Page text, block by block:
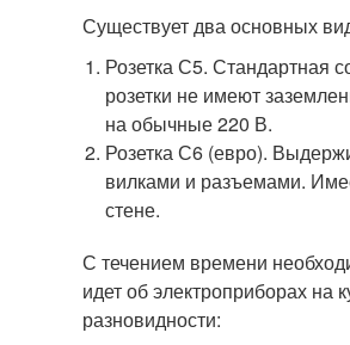
Существует два основных
Розетка С5. Стандартная
розетки не имеют
на обычные 220 В.
Розетка С6 (евро).
вилками и разъемами.
стене.
С течением времени
идет об электроприборах
разновидности: